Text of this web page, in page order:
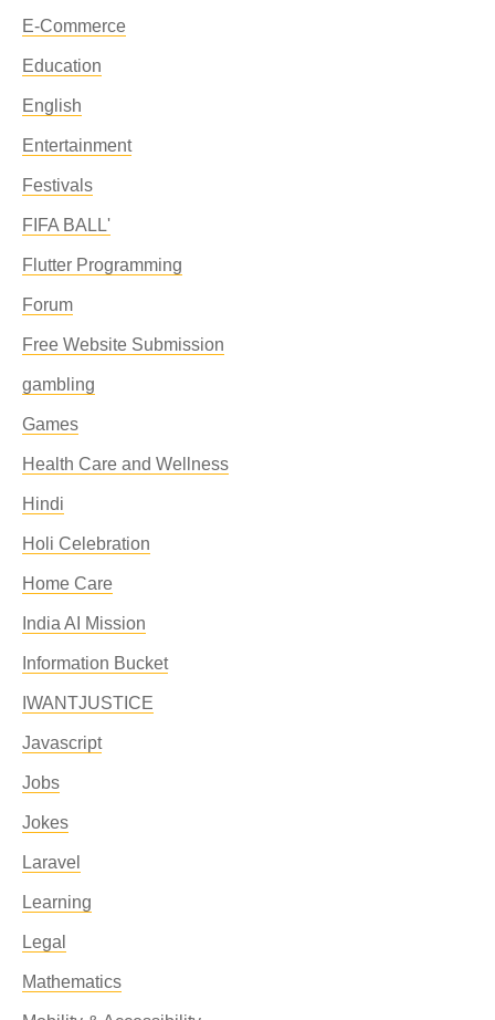
E-Commerce
Education
English
Entertainment
Festivals
FIFA BALL'
Flutter Programming
Forum
Free Website Submission
gambling
Games
Health Care and Wellness
Hindi
Holi Celebration
Home Care
India AI Mission
Information Bucket
IWANTJUSTICE
Javascript
Jobs
Jokes
Laravel
Learning
Legal
Mathematics